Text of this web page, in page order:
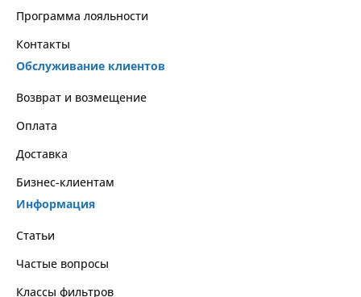
Программа лояльности
Контакты
Обслуживание клиентов
Возврат и возмещение
Оплата
Доставка
Бизнес-клиентам
Информация
Статьи
Частые вопросы
Классы фильтров